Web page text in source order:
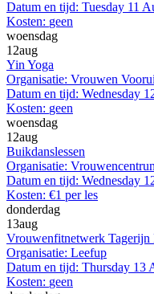
Datum en tijd: Tuesday 11
Kosten: geen
woensdag
12aug
Yin Yoga
Organisatie: Vrouwen
Datum en tijd: Wednesday
Kosten: geen
woensdag
12aug
Buikdanslessen
Organisatie:
Datum en tijd: Wednesday
Kosten: €1 per les
donderdag
13aug
Vrouwenfitnetwerk Tagerijn
Organisatie: Leefup
Datum en tijd: Thursday 13
Kosten: geen